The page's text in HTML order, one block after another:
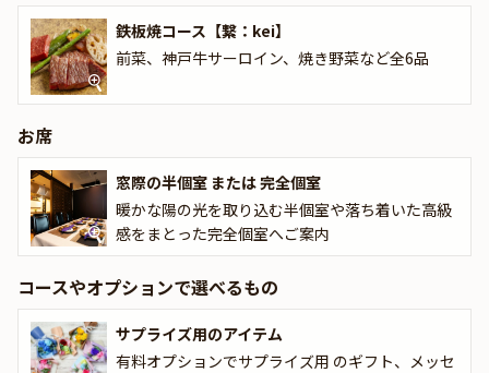
きます。300種類と豊富な各国の銘醸ワインも取り揃えているの
で、ワイン好きのゲストに喜ばれること間違いありません。是非ご
一緒にお楽しみください。
兵庫県が誇る食材の旨味を凝縮した贅沢なコースで、会話に花咲く
和やかな接待・会食をお過ごしください。
鉄板焼コース【繋：kei】
前菜、神戸牛サーロイン、焼き野菜など全6品
お席
窓際の半個室 または 完全個室
暖かな陽の光を取り込む半個室や落ち着いた高級
感をまとった完全個室へご案内
コースやオプションで選べるもの
サプライズ用のアイテム
有料オプションでサプライズ用 のギフト、メッセ